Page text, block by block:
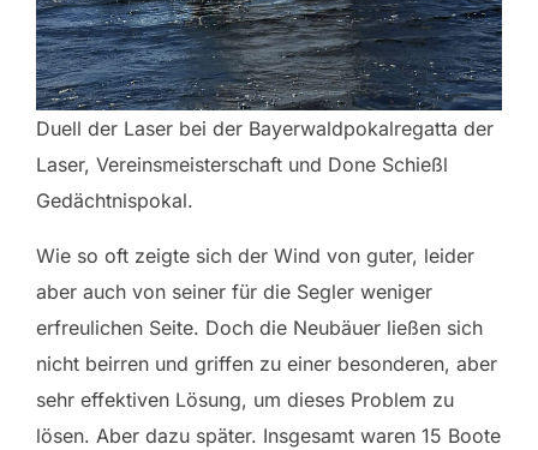
Duell der Laser bei der Bayerwaldpokalregatta der
Laser, Vereinsmeisterschaft und Done Schießl
Gedächtnispokal.
Wie so oft zeigte sich der Wind von guter, leider
aber auch von seiner für die Segler weniger
erfreulichen Seite. Doch die Neubäuer ließen sich
nicht beirren und griffen zu einer besonderen, aber
sehr effektiven Lösung, um dieses Problem zu
lösen. Aber dazu später. Insgesamt waren 15 Boote